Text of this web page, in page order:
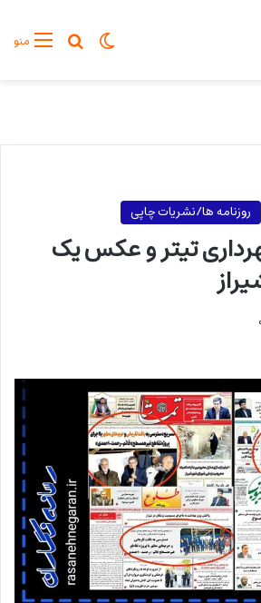
منوجستجو
تغییر پوسته
روزنامه ها/نشریات چاپی
تیتر و عکس یک